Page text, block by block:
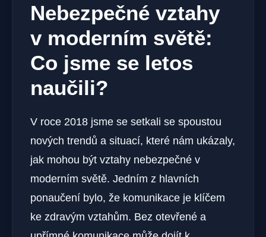
Nebezpečné vztahy
v moderním světě:
Co jsme se letos
naučili?
V roce 2018 jsme se setkali se spoustou
nových trendů a situací, které nám ukázaly,
jak mohou být vztahy nebezpečné v
moderním světě. Jedním z hlavních
ponaučení bylo, že komunikace je klíčem
ke zdravým vztahům. Bez otevřené a